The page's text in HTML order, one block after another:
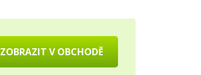
ZOBRAZIT V OBCHODĚ